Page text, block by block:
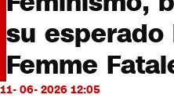
CNN tiempo
Opinión
su esperado
Femme
11- 06- 2026 12:05